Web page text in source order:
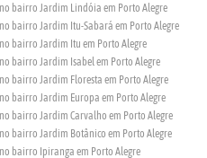
no bairro Jardim Lindóia em Porto Alegre
no bairro Jardim Itu-Sabará em Porto Alegre
no bairro Jardim Itu em Porto Alegre
bairro Jardim Isabel em Porto Alegre
bairro Jardim Floresta em Porto Alegre
no bairro Jardim Europa em Porto Alegre
no bairro Jardim Carvalho em Porto Alegre
no bairro Jardim Botânico em Porto Alegre
no bairro Ipiranga em Porto Alegre